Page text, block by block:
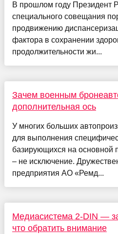
В прошлом году Президент
специального совещания
продвижению
фактора в сохранении
продолжительности жи...
Зачем военным
дополнительная ось
У многих больших
для выполнения
базирующихся на
– не исключение.
предприятия АО «Ремд...
Медиасистема 2-DIN —
что обратить внимание